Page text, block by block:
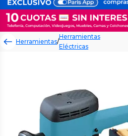
Herramientas/
Herramientas
Eléctricas